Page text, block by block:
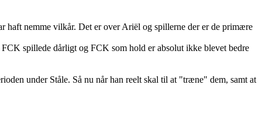
haft nemme vilkår. Det er over Ariël og spillerne der er de primære
spillede dårligt og FCK som hold er absolut ikke blevet bedre
under Ståle. Så nu når han reelt skal til at "træne" dem, samt at